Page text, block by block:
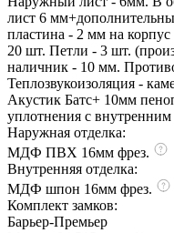
лист 6
пластина - 2 мм на
20 шт. Петли - 3 шт.
наличник - 10 мм.
Теплозвукоизоляция -
Акустик Батс+ 10мм
уплотнения с
Наружная отделка:
МДФ ПВХ 16мм фрез.
Внутренняя отделка:
МДФ шпон 16мм фрез.
Комплект замков:
Барьер-Премьер